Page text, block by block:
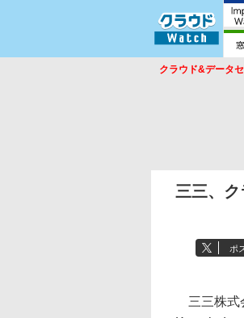
クラウド&データ
三三、
ポ
三三株式